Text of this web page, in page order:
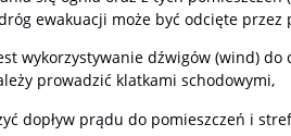
ewakuacji może być odcięte
wykorzystywanie dźwigów (wind) do
prowadzić klatkami schodowymi,
dopływ prądu do pomieszczeń i